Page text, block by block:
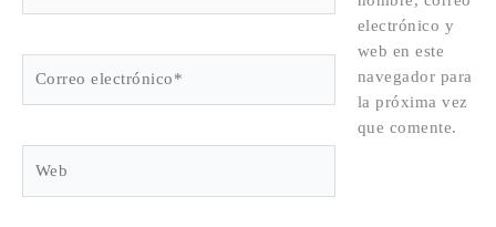
electrónico*
electrónico y
web en este
navegador para
la próxima vez
que comente.